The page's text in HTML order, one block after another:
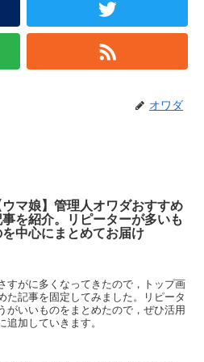
オワダ
ウマ娘】管理人オワダおすすめ
事を紹介。リピーターが多いも
を中心にまとめてお届け
すがに多くなってきたので，トップ画
た記事を固定してみました。リピータ
がいいものをまとめたので，ぜひ活用
追加していきます。